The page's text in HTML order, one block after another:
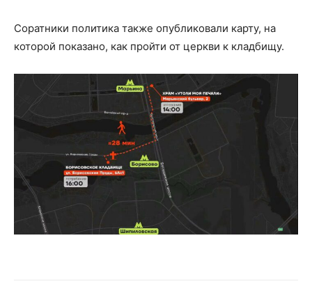
Cоратники политика также опубликовали карту, на
которой показано, как пройти от церкви к кладбищу.